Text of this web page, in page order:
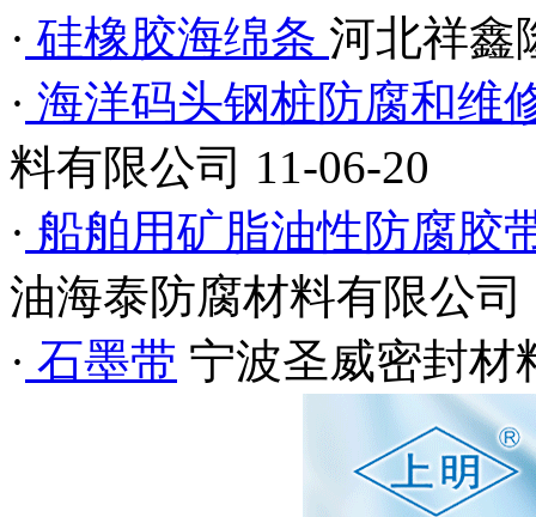
· 硅橡胶海绵条 河北祥鑫
· 海洋码头钢桩防腐和维
料有限公司 11-06-20
· 船舶用矿脂油性防腐胶
油海泰防腐材料有限公司
· 石墨带 宁波圣威密封材